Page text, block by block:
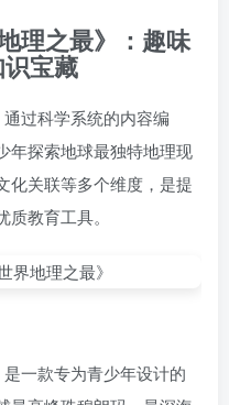
理之最》：趣味
宝藏
过科学系统的内容编
年探索地球最独特地理现
化关联等多个维度，是提
教育工具。
一款专为青少年设计的